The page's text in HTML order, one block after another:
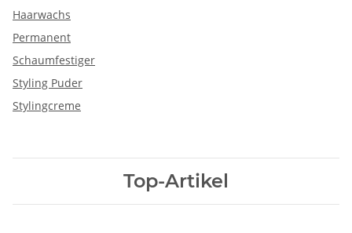
Haarwachs
Permanent
Schaumfestiger
Styling Puder
Stylingcreme
Top-Artikel